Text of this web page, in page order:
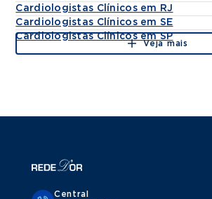
Cardiologistas Clínicos em RJ
Cardiologistas Clínicos em SE
Cardiologistas Clínicos em SP
Veja mais
Central